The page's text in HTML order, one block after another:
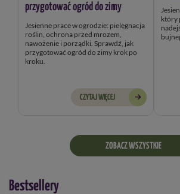
przygotować ogród do zimy
Jesienne prace w ogrodzie: pielęgnacja
roślin, ochrona przed mrozem,
nawożenie i porządki. Sprawdź, jak
przygotować ogród do zimy krok po
kroku.
CZYTAJ WIĘCEJ
który
ZOBACZ WSZYSTKIE
Bestsellery